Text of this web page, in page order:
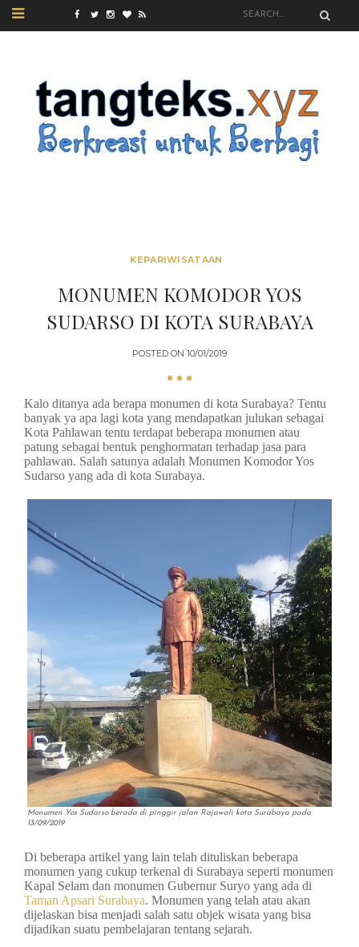
KEPARIWISATAAN
MONUMEN KOMODOR YOS
SUDARSO DI KOTA SURABAYA
POSTED ON 10/01/2019
Kalo ditanya ada berapa monumen di kota Surabaya? Tentu
banyak ya apa lagi kota yang mendapatkan julukan sebagai
Kota Pahlawan tentu terdapat beberapa monumen atau
patung sebagai bentuk penghormatan terhadap jasa para
pahlawan. Salah satunya adalah Monumen Komodor Yos
Sudarso yang ada di kota Surabaya.
Monumen Yos Sudarso berada di pinggir jalan Rajawali kota Surabaya pada
13/09/2019
Di beberapa artikel yang lain telah dituliskan beberapa
monumen yang cukup terkenal di Surabaya seperti monumen
Kapal Selam dan monumen Gubernur Suryo yang ada di
Taman Apsari Surabaya. Monumen yang telah atau akan
dijelaskan bisa menjadi salah satu objek wisata yang bisa
dijadikan suatu pembelajaran tentang sejarah.